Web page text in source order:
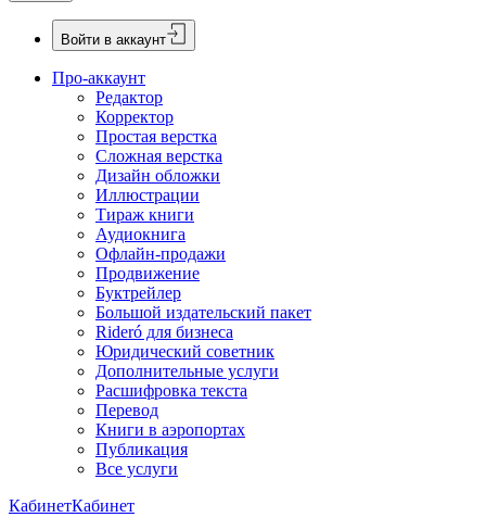
Войти в аккаунт
Про-аккаунт
Редактор
Корректор
Простая верстка
Сложная верстка
Дизайн обложки
Иллюстрации
Тираж книги
Аудиокнига
Офлайн-продажи
Продвижение
Буктрейлер
Большой издательский пакет
Rideró для бизнеса
Юридический советник
Дополнительные услуги
Расшифровка текста
Перевод
Книги в аэропортах
Публикация
Все услуги
КабинетКабинет